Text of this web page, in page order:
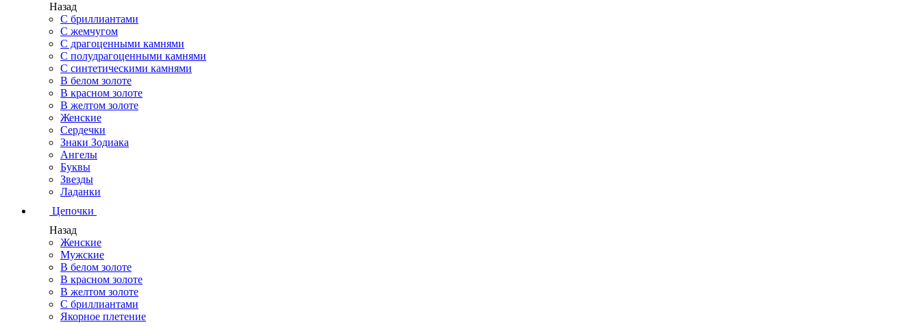
Назад
С бриллиантами
С жемчугом
С драгоценными камнями
С полудрагоценными камнями
С синтетическими камнями
В белом золоте
В красном золоте
В желтом золоте
Женские
Сердечки
Знаки Зодиака
Ангелы
Буквы
Звезды
Ладанки
Цепочки
Назад
Женские
Мужские
В белом золоте
В красном золоте
В желтом золоте
С бриллиантами
Якорное плетение